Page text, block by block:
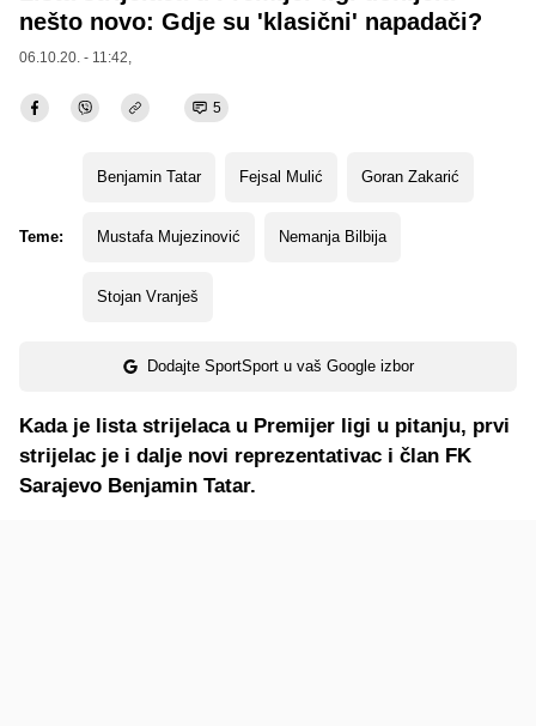
nešto novo: Gdje su 'klasični' napadači?
06.10.20. - 11:42,
5
Teme:
Benjamin Tatar Fejsal Mulić Goran Zakarić
Mustafa Mujezinović Nemanja Bilbija
Stojan Vranješ
Dodajte SportSport u vaš Google izbor
Kada je lista strijelaca u Premijer ligi u pitanju, prvi
strijelac je i dalje novi reprezentativac i član FK
Sarajevo Benjamin Tatar.